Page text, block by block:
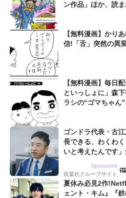
ン作品」ほか、読
【無料漫画】かり
信!「舌」突然の異
【無料漫画】毎日
といっしょに」森
ラシの“ゴマちゃん
ゴンドラ代表・古
長できる、わくわ
いと考えたんです
Sponsored
双葉社グループサイト
夏休み必見2作
ェント・キム』『